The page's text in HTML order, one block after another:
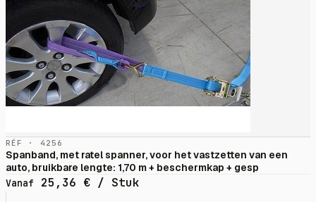
RÉF · 4256
Spanband, met ratel spanner, voor het vastzetten van een
auto, bruikbare lengte: 1,70 m + beschermkap + gesp
Vanaf
25,36 € / Stuk